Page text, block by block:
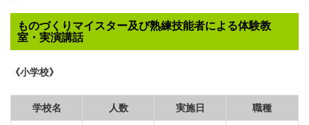
ものづくりマイスター及び熟練技能者による体験教
室・実演講話
《小学校》
学校名 人数 実施日 職種